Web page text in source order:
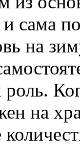
сама
на
роль.
на